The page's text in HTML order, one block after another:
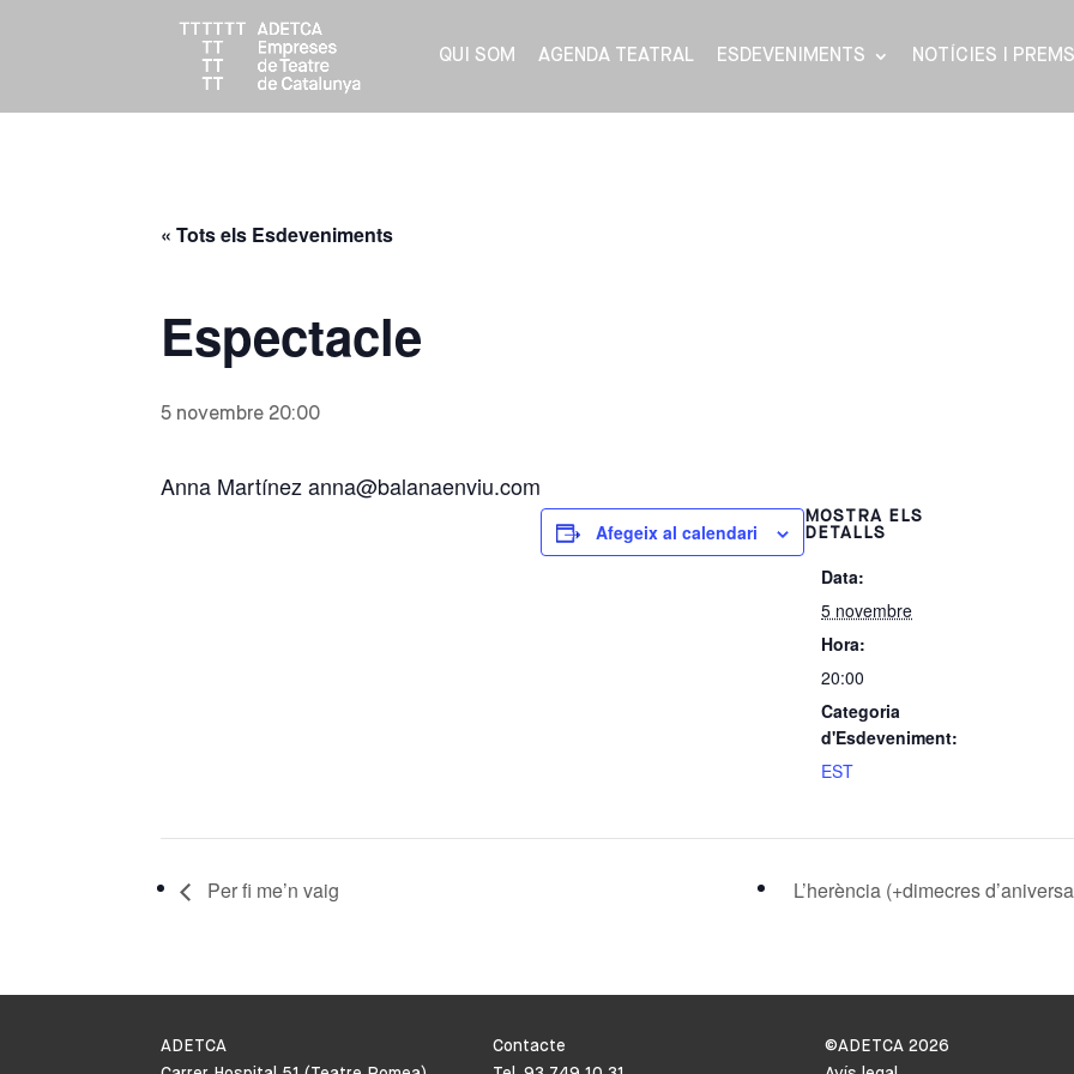
QUI SOM AGENDA TEATRAL ESDEVENIMENTS NOTÍCIES I
« Tots els Esdeveniments
Espectacle
5 novembre 20:00
Anna Martínez anna@balanaenviu.com
Afegeix al calendari
MOSTRA ELS
DETALLS
Data:
5 novembre
Hora:
20:00
Categoria
d'Esdeveniment:
EST
Per fi me’n vaig L’herència (+dimecres
ADETCA
Contacte
©ADETCA2026